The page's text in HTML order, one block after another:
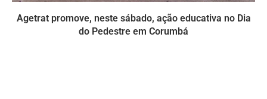
Agetrat promove, neste sábado, ação educativa no Dia
do Pedestre em Corumbá